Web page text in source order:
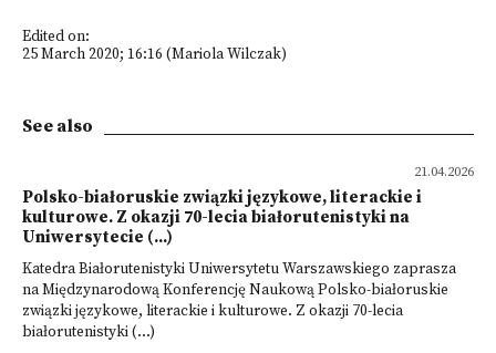
Edited on:
25 March 2020; 16:16 (Mariola Wilczak)
See also
21.04.2026
Polsko-białoruskie związki językowe, literackie i
kulturowe. Z okazji 70-lecia białorutenistyki na
Uniwersytecie (...)
Katedra Białorutenistyki Uniwersytetu Warszawskiego zaprasza
na Międzynarodową Konferencję Naukową Polsko-białoruskie
związki językowe, literackie i kulturowe. Z okazji 70-lecia
białorutenistyki (...)